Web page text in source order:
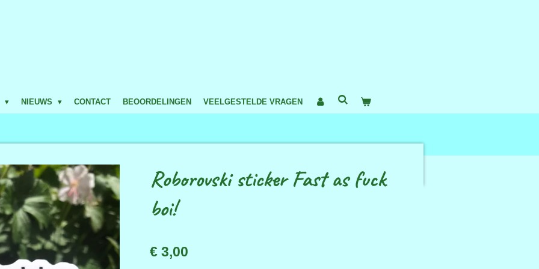
NIEUWS CONTACT BEOORDELINGEN VEELGESTELDE VRAGEN
Roborovski sticker Fast as fuck
boi!
€ 3,00